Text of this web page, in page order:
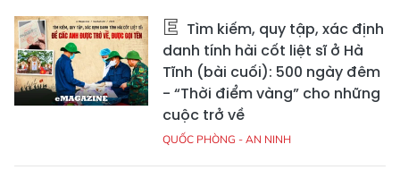
Tìm kiếm, quy tập, xác định
danh tính hài cốt liệt sĩ ở Hà
Tĩnh (bài cuối): 500 ngày đêm
- “Thời điểm vàng” cho những
cuộc trở về
QUỐC PHÒNG - AN NINH